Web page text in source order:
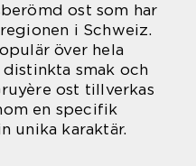
ost som har
i Schweiz.
över hela
smak och
ost tillverkas
en specifik
unika karaktär.